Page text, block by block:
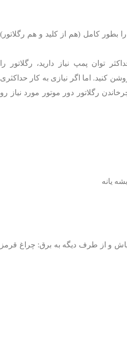
بطور کامل (هم از کلید و هم رگلاتور)
توان پمپ نیاز دارید، رگلاتور را
کنید. اما اگر نیازی به کار حداکثری
رگلاتور دور موتور مورد نیاز رو
یانه
و از طرف دیگه به برق: چراغ قرمز